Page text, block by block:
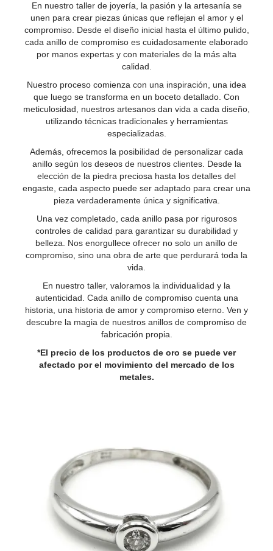
En nuestro taller de joyería, la pasión y la artesanía se
unen para crear piezas únicas que reflejan el amor y el
compromiso. Desde el diseño inicial hasta el último pulido,
cada anillo de compromiso es cuidadosamente elaborado
por manos expertas y con materiales de la más alta
calidad.
Nuestro proceso comienza con una inspiración, una idea
que luego se transforma en un boceto detallado. Con
meticulosidad, nuestros artesanos dan vida a cada diseño,
utilizando técnicas tradicionales y herramientas
especializadas.
Además, ofrecemos la posibilidad de personalizar cada
anillo según los deseos de nuestros clientes. Desde la
elección de la piedra preciosa hasta los detalles del
engaste, cada aspecto puede ser adaptado para crear una
pieza verdaderamente única y significativa.
Una vez completado, cada anillo pasa por rigurosos
controles de calidad para garantizar su durabilidad y
belleza. Nos enorgullece ofrecer no solo un anillo de
compromiso, sino una obra de arte que perdurará toda la
vida.
En nuestro taller, valoramos la individualidad y la
autenticidad. Cada anillo de compromiso cuenta una
historia, una historia de amor y compromiso eterno. Ven y
descubre la magia de nuestros anillos de compromiso de
fabricación propia.
*El precio de los productos de oro se puede ver
afectado por el movimiento del mercado de los
metales.